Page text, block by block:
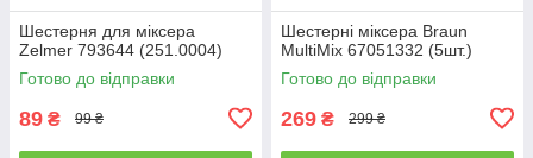
Шестерня для міксера
Zelmer 793644 (251.0004)
Готово до відправки
89 ₴ 99 ₴
Шестерні міксера Braun
MultiMix 67051332 (5шт.)
Готово до відправки
269 ₴ 299 ₴